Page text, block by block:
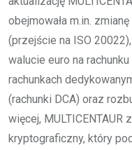
obejmowała m.in.
(przejście na ISO
walucie euro na
rachunkach
(rachunki DCA) oraz
więcej, MULTICENTAUR
kryptograficzny, który